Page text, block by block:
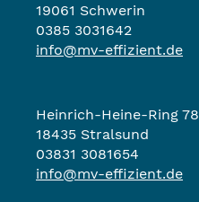
19061 Schwerin
0385 3031642
info@mv-effizient.de
Heinrich-Heine-Ring 78
18435 Stralsund
03831 3081654
info@mv-effizient.de